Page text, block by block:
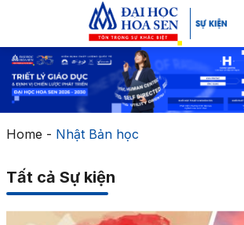
Home - Nhật Bản học
Tất cả Sự kiện